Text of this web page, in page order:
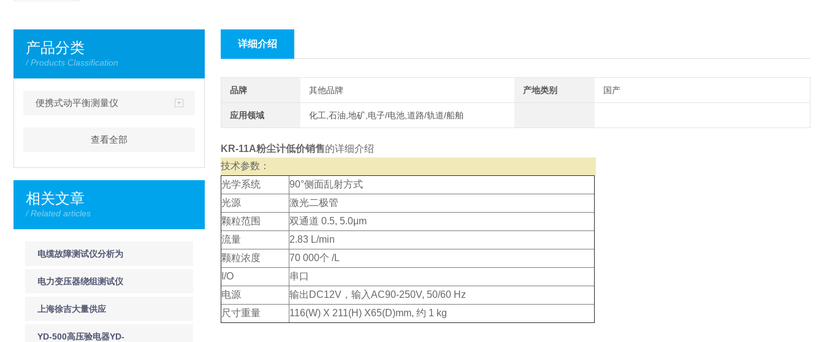
产品分类
/ Products Classification
便携式动平衡测量仪
查看全部
相关文章
/ Related articles
电缆故障测试仪分析为
什么夏天是电缆故障发
生的高峰期
电力变压器绕组测试仪
的使用特点
上海徐吉大量供应
TE9200避雷器综合试验
YD-500高压验电器YD-
详细介绍
品牌 其他品牌 产地类别 国产
应用领域 化工,石油,地矿,电子/电池,道路/轨道/船舶
KR-11A粉尘计低价销售的详细介绍
技术参数：
光学系统
90°侧面乱射方式
光源
激光二极管
颗粒范围
双通道 0.5, 5.0μm
流量
2.83 L/min
颗粒浓度
70 000个 /L
I/O
串口
电源
输出DC12V，输入AC90-250V, 50/60 Hz
尺寸重量
116(W) X 211(H) X65(D)mm, 约 1 kg